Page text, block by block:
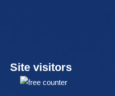
Site visitors